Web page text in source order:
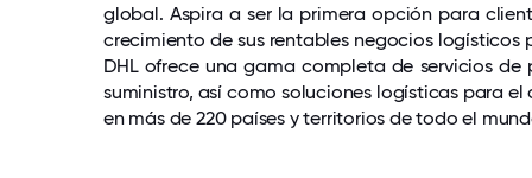
global. Aspira a ser la primera opción para
crecimiento de sus rentables negocios
DHL ofrece una gama completa de servicios
suministro, así como soluciones logísticas para
en más de 220 países y territorios de todo el